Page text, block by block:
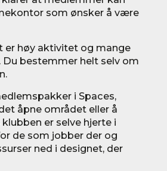
som ønsker å være
er høy aktivitet og mange
bestemmer helt selv om
i Spaces,
åpne området eller å
er selve hjerte i
de som jobber der og
ned i designet, der